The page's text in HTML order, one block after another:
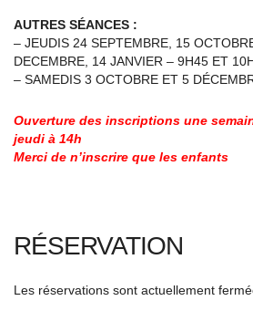
AUTRES SÉANCES :
– JEUDIS 24 SEPTEMBRE, 15
DECEMBRE, 14 JANVIER – 9H45 ET
– SAMEDIS 3 OCTOBRE ET 5
Ouverture des inscriptions une
jeudi à 14h
Merci de n’inscrire que les enfants
RÉSERVATION
Les réservations sont actuellement